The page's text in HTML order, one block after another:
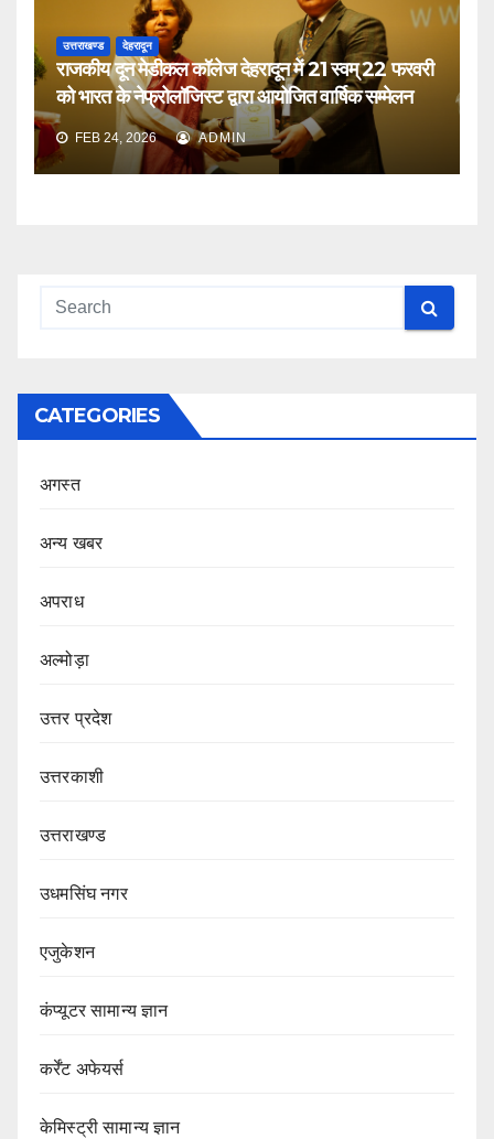
उत्तराखण्ड देहरादून
राजकीय दून मेडीकल कॉलेज देहरादून में 21 स्वम् 22 फरवरी
को भारत के नेफ्रोलॉजिस्ट द्वारा आयोजित वार्षिक सम्मेलन
FEB 24, 2026 ADMIN
CATEGORIES
अगस्त
अन्य खबर
अपराध
अल्मोड़ा
उत्तर प्रदेश
उत्तरकाशी
उत्तराखण्ड
उधमसिंघ नगर
एजुकेशन
कंप्यूटर सामान्य ज्ञान
कर्रेंट अफेयर्स
केमिस्ट्री सामान्य ज्ञान